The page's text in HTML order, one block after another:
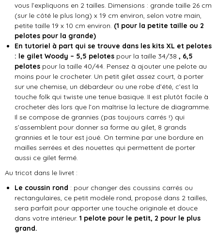
vous l’expliquons en 2 tailles. Dimensions : grande taille 26 cm
(sur le côté le plus long) x 19 cm environ, selon votre main,
petite taille 19 x 10 cm environ. (1 pour la petite taille ou 2
pelotes pour la grande)
En tutoriel à part qui se trouve dans les kits XL et pelotes
: le gilet Woody – 5,5 pelotes pour la taille 34/38 , 6,5
pelotes pour la taille 40/44. Pensez à ajouter une pelote au
moins pour le crocheter. Un petit gilet assez court, à porter
sur une chemise, un débardeur ou une robe d’été, c’est la
touche folk qui twiste une tenue basique. II est plutôt facile à
crocheter dès lors que l’on maîtrise la lecture de diagramme.
Il se compose de grannies (pas toujours carrés !) qui
s’assemblent pour donner sa forme au gilet, 8 grands
grannies et le tour est joué. On termine par une bordure en
mailles serrées et des nouettes qui permettent de porter
aussi ce gilet fermé.
Au tricot dans le livret :
Le coussin rond : pour changer des coussins carrés ou
rectangulaires, ce petit modèle rond, proposé dans 2 tailles,
sera parfait pour apporter une touche originale et douce
dans votre intérieur. 1 pelote pour le petit, 2 pour le plus
grand.